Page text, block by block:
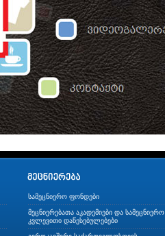
სამეცნიერო ფონდები
მეცნიერებათა აკადემიები და სამეცნიერო
კვლევითი დაწესებულებები